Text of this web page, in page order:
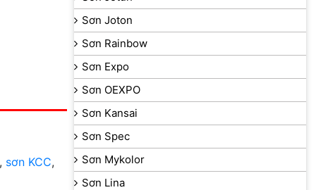
, sơn KCC,
Sơn Joton
Sơn Rainbow
Sơn Expo
Sơn OEXPO
Sơn Kansai
Sơn Spec
Sơn Mykolor
Sơn Lina